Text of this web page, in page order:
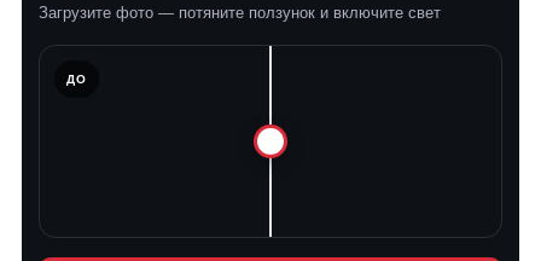
Загрузите фото — потяните ползунок и включите свет
ДО